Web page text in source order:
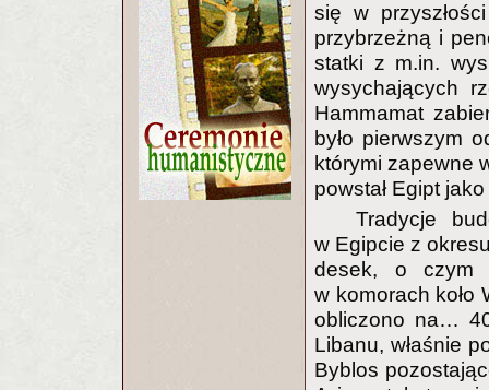
się w
przybrzeżną i
statki z m.in.
wysychających
Hammamat
było pierwszym
którymi zapewne
powstał Egipt
Tradycje
w Egipcie z
desek, o czym
w komorach koło
obliczono na…
Libanu, właśnie
Byblos